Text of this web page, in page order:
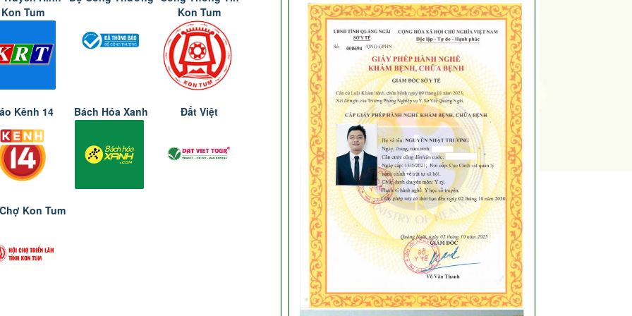
Kon Tum
Kon Tum
Kênh 14 Bách Hóa Xanh Đất Việt
Kon Tum